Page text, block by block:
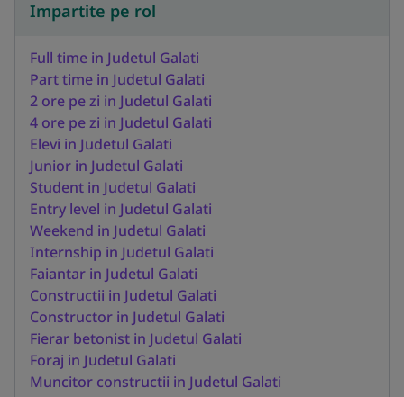
Impartite pe rol
Full time in Judetul Galati
Part time in Judetul Galati
2 ore pe zi in Judetul Galati
4 ore pe zi in Judetul Galati
Elevi in Judetul Galati
Junior in Judetul Galati
Student in Judetul Galati
Entry level in Judetul Galati
Weekend in Judetul Galati
Internship in Judetul Galati
Faiantar in Judetul Galati
Constructii in Judetul Galati
Constructor in Judetul Galati
Fierar betonist in Judetul Galati
Foraj in Judetul Galati
Muncitor constructii in Judetul Galati